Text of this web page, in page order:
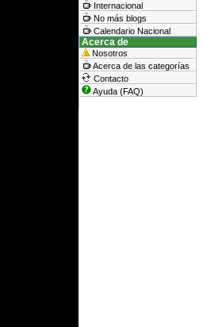
Internacional
No más blogs
Calendario Nacional
Acerca de
Nosotros
Acerca de las categorías
Contacto
Ayuda (FAQ)